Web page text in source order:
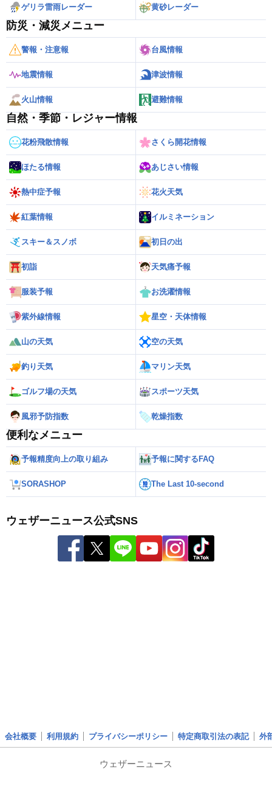
ゲリラ雷雨レーダー 黄砂レーダー
防災・減災メニュー
警報・注意報 台風情報
地震情報 津波情報
火山情報 避難情報
自然・季節・レジャー情報
花粉飛散情報 さくら開花情報
ほたる情報 あじさい情報
熱中症予報 花火天気
紅葉情報 イルミネーション
スキー＆スノボ 初日の出
初詣 天気痛予報
服装予報 お洗濯情報
紫外線情報 星空・天体情報
山の天気 空の天気
釣り天気 マリン天気
ゴルフ場の天気 スポーツ天気
風邪予防指数 乾燥指数
便利なメニュー
予報精度向上の取り組み 予報に関するFAQ
SORASHOP The Last 10-second
ウェザーニュース公式SNS
会社概要 利用規約 プライバシーポリシー 特定商取引法の表記 外
ウェザーニュース